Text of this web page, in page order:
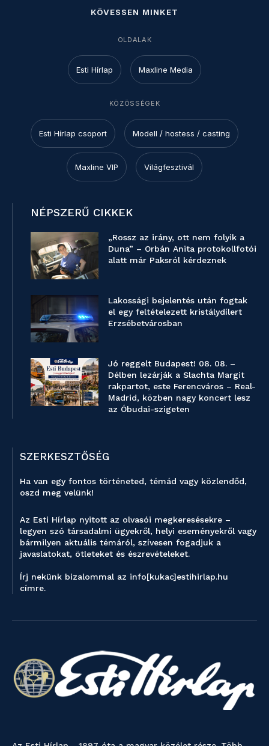
KÖVESSEN MINKET
OLDALAK
Esti Hírlap Maxline Media
KÖZÖSSÉGEK
Esti Hírlap csoport Modell / hostess / casting
Maxline VIP Világfesztivál
NÉPSZERŰ CIKKEK
„Rossz az irány, ott nem folyik a
Duna” – Orbán Anita protokollfotói
alatt már Paksról kérdeznek
Lakossági bejelentés után fogtak
el egy feltételezett kristálydílert
Erzsébetvárosban
Jó reggelt Budapest! 08. 08. –
Délben lezárják a Slachta Margit
rakpartot, este Ferencváros – Real-
Madrid, közben nagy koncert lesz
az Óbudai-szigeten
SZERKESZTŐSÉG
Ha van egy fontos történeted, témád vagy közlendőd,
oszd meg velünk!
Az Esti Hírlap nyitott az olvasói megkeresésekre –
legyen szó társadalmi ügyekről, helyi eseményekről vagy
bármilyen aktuális témáról, szívesen fogadjuk a
javaslatokat, ötleteket és észrevételeket.
Írj nekünk bizalommal az info[kukac]estihirlap.hu
címre.